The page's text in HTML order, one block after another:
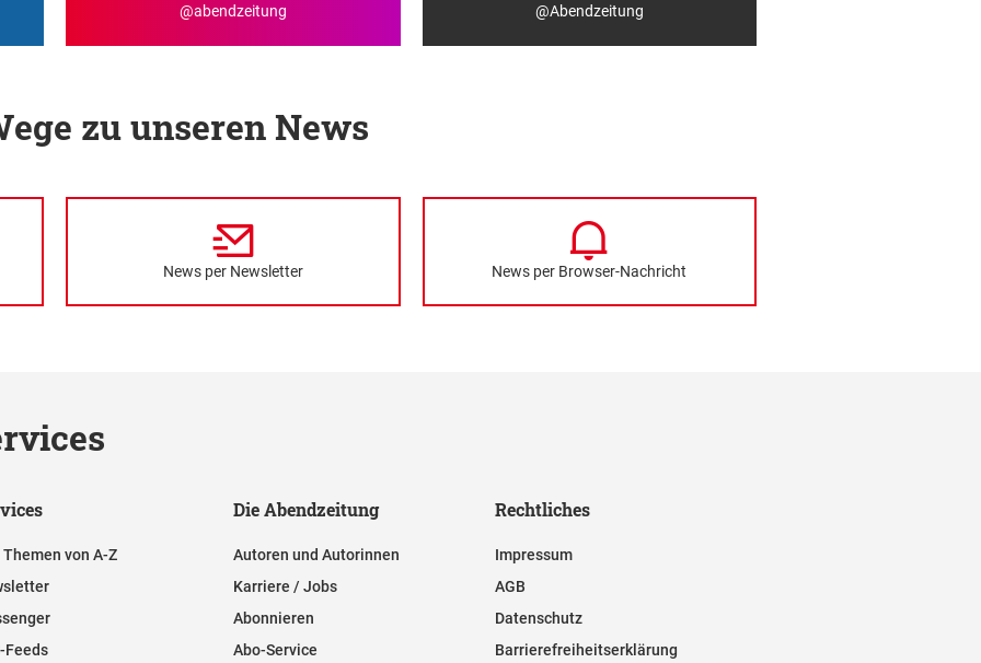
@abendzeitung @Abendzeitung
zu unseren News
News per Newsletter News per Browser-Nachricht
von A-Z
Feeds
Die Abendzeitung
Autoren und Autorinnen
Karriere / Jobs
Abonnieren
Abo-Service
Rechtliches
Impressum
AGB
Datenschutz
Barrierefreiheitserklärung